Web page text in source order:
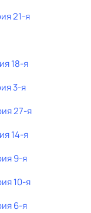
21-я
18-я
3-я
27-я
14-я
9-я
10-я
6-я